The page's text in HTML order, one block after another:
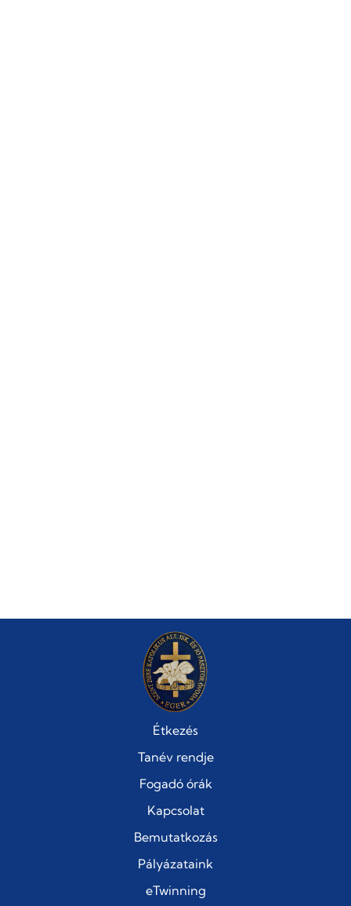
Étkezés
Tanév rendje
Fogadó órák
Kapcsolat
Bemutatkozás
Pályázataink
eTwinning